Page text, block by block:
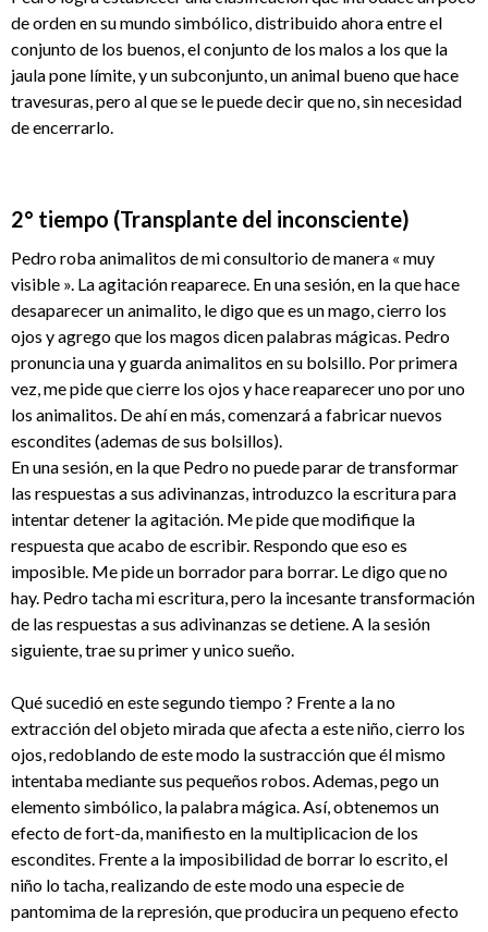
de orden en su mundo simbólico, distribuido ahora entre el
conjunto de los buenos, el conjunto de los malos a los que la
jaula pone límite, y un subconjunto, un animal bueno que hace
travesuras, pero al que se le puede decir que no, sin necesidad
de encerrarlo.
2° tiempo (Transplante del inconsciente)
Pedro roba animalitos de mi consultorio de manera « muy
visible ». La agitación reaparece. En una sesión, en la que hace
desaparecer un animalito, le digo que es un mago, cierro los
ojos y agrego que los magos dicen palabras mágicas. Pedro
pronuncia una y guarda animalitos en su bolsillo. Por primera
vez, me pide que cierre los ojos y hace reaparecer uno por uno
los animalitos. De ahí en más, comenzará a fabricar nuevos
escondites (ademas de sus bolsillos).
En una sesión, en la que Pedro no puede parar de transformar
las respuestas a sus adivinanzas, introduzco la escritura para
intentar detener la agitación. Me pide que modifique la
respuesta que acabo de escribir. Respondo que eso es
imposible. Me pide un borrador para borrar. Le digo que no
hay. Pedro tacha mi escritura, pero la incesante transformación
de las respuestas a sus adivinanzas se detiene. A la sesión
siguiente, trae su primer y unico sueño.
Qué sucedió en este segundo tiempo ? Frente a la no
extracción del objeto mirada que afecta a este niño, cierro los
ojos, redoblando de este modo la sustracción que él mismo
intentaba mediante sus pequeños robos. Ademas, pego un
elemento simbólico, la palabra mágica. Así, obtenemos un
efecto de fort-da, manifiesto en la multiplicacion de los
escondites. Frente a la imposibilidad de borrar lo escrito, el
niño lo tacha, realizando de este modo una especie de
pantomima de la represión, que producira un pequeno efecto